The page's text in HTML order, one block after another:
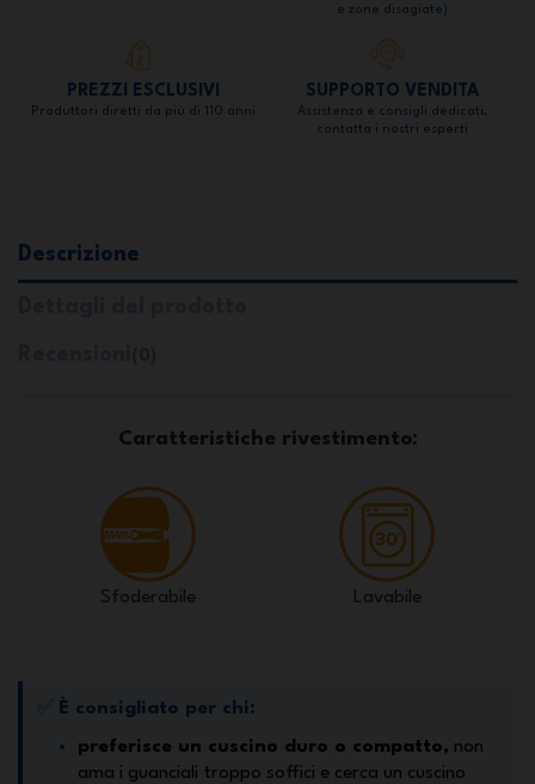
e zone disagiate)
PREZZI ESCLUSIVI
Produttori diretti da più di 110 anni
SUPPORTO VENDITA
Assistenza e consigli dedicati,
contatta i nostri esperti
Descrizione
Caratteristiche rivestimento:
Sfoderabile Lavabile
È consigliato per chi:
preferisce un cuscino duro o compatto, non
ama i guanciali troppo soffici e cerca un cuscino